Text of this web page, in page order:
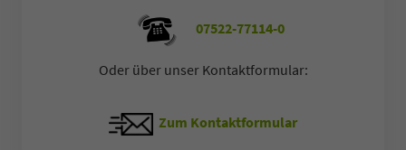
07522-77114-0
Oder über unser Kontaktformular:
Zum Kontaktformular